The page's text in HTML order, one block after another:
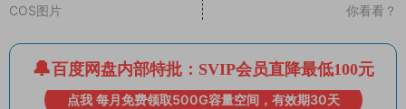
COS图片
你看看？
百度网盘内部特批：SVIP会员直降最低100元
点我 每月免费领取500G容量空间，有效期30天